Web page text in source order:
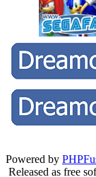
Powered by
Released as free